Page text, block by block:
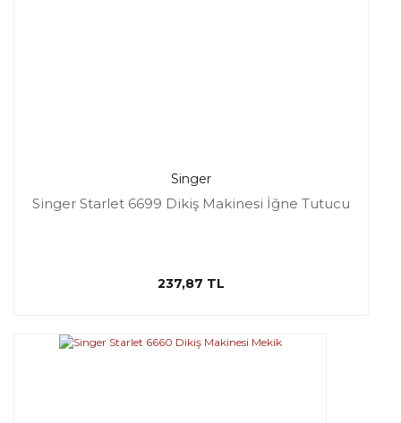
Singer
Singer Starlet 6699 Dikiş Makinesi İğne Tutucu
237,87 TL